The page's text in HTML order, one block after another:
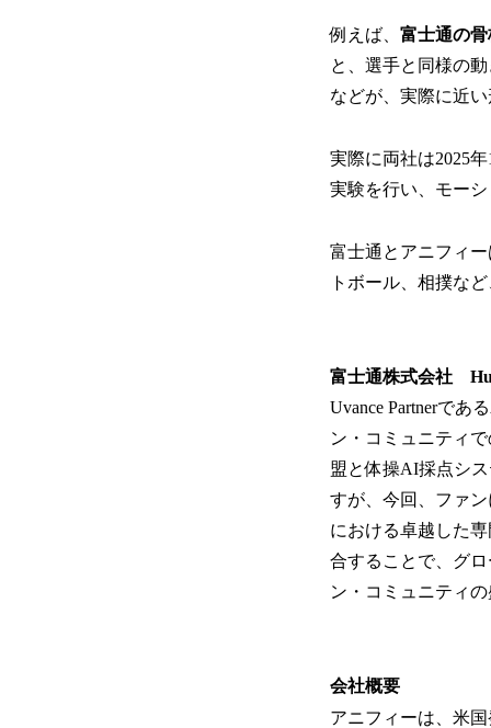
例えば、 富士通の
と、選手と同様の
などが、実際に近い
実際に両社は2025
実験を行い、モー
富士通とアニフィ
トボール、相撲な
富士通株式会社
Uvance Partnerであ
ン・コミュニティ
盟と体操AI採点シ
すが、今回、ファ
における卓越した
合することで、グ
ン・コミュニティ
会社概要
アニフィーは、米